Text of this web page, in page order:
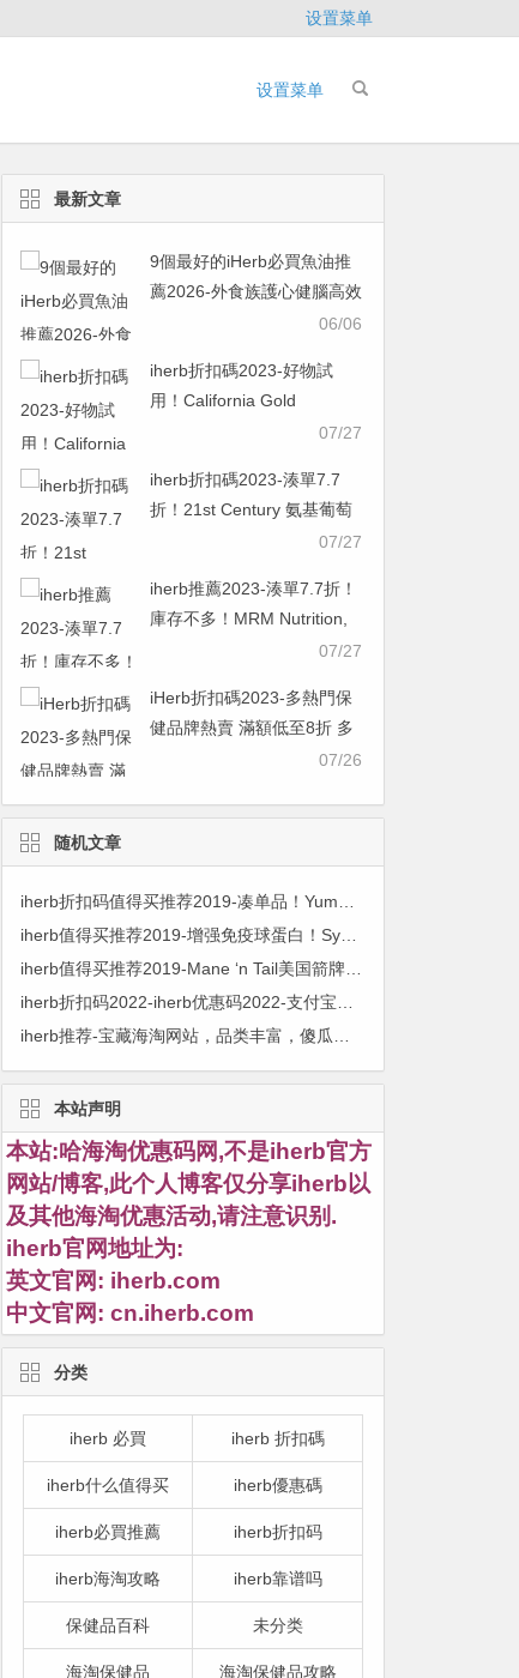
设置菜单
设置菜单
最新文章
9個最好的iHerb必買魚油推
薦2026-外食族護心健腦高效
指南，IFOS五星認證款一次
06/06
iherb折扣碼2023-好物試
用！California Gold
Nutrition 零酵母硒素食膠囊
￥48.38was ￥96.765折
07/27
iherb折扣碼2023-湊單7.7
折！21st Century 氨基葡萄
糖/軟骨素 初始濃度 250 毫
￥48.21was ￥62.607.7折
07/27
iherb推薦2023-湊單7.7折！
庫存不多！MRM Nutrition,
氨基葡萄糖軟骨素 90粒07/27
iHerb折扣碼2023-多熱門保
健品牌熱賣 滿額低至8折 多
07/26
随机文章
iherb值得买推荐2019-增强免疫球蛋白！Symbiotics Colostrum Plus 提高抵抗力牛初乳 240粒 $36.01 原价$43.99 18% OFF
本站声明
本站:哈海淘优惠码网,不是iherb官方
网站/博客,此个人博客仅分享iherb以
及其他海淘优惠活动,请注意识别.
iherb官网地址为:
英文官网: iherb.com
中文官网: cn.iherb.com
分类
iherb 必買 iherb 折扣碼
iherb什么值得买 iherb優惠碼
iherb必買推薦 iherb折扣码
iherb海淘攻略 iherb靠谱吗
保健品百科 未分类
海淘保健品 海淘保健品攻略